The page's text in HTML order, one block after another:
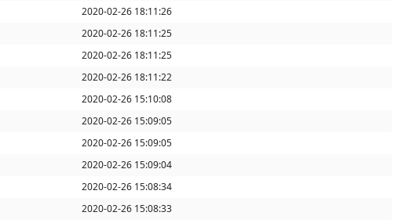
2020-02-26 18:11:26
2020-02-26 18:11:25
2020-02-26 18:11:25
2020-02-26 18:11:22
2020-02-26 15:10:08
2020-02-26 15:09:05
2020-02-26 15:09:05
2020-02-26 15:09:04
2020-02-26 15:08:34
2020-02-26 15:08:33